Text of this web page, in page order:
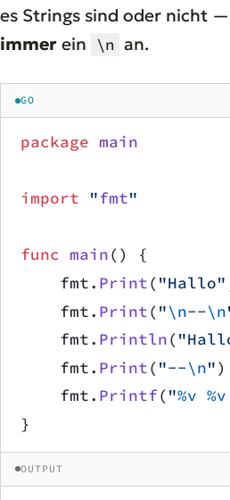
es Strings sind oder nicht
immer ein \n an.
GO
package main
import "fmt"
func main() {
    fmt.
Print( "Hallo"
    fmt.
Print( "\n--\n
    fmt.
Println(
    fmt.
Print( "--\n")
    fmt.
Printf( "%v %v
}
OUTPUT